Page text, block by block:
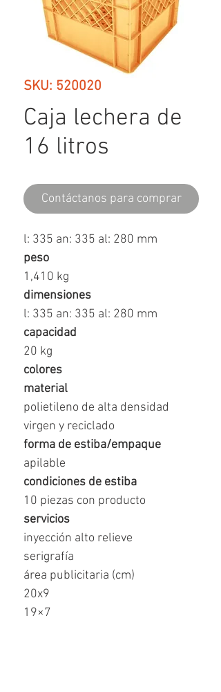
SKU: 520020
Caja lechera de
16 litros
Contáctanos para comprar
l: 335 an: 335 al: 280 mm
peso
1,410 kg
dimensiones
l: 335 an: 335 al: 280 mm
capacidad
20 kg
colores
material
polietileno de alta densidad
virgen y reciclado
forma de estiba/empaque
apilable
condiciones de estiba
10 piezas con producto
servicios
inyección alto relieve
serigrafía
área publicitaria (cm)
20x9
19×7